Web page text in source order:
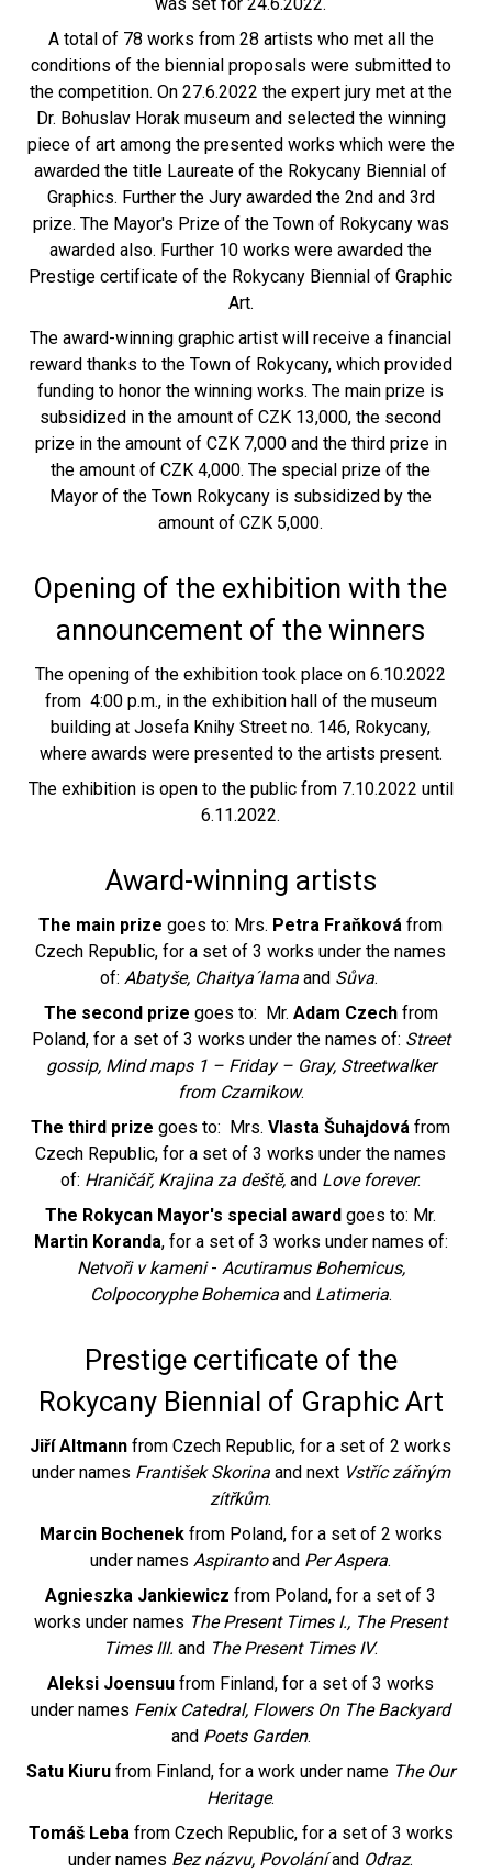
A total of 78 works from 28 artists who met all the
conditions of the biennial proposals were submitted to
the competition. On 27.6.2022 the expert jury met at the
Dr. Bohuslav Horak museum and selected the winning
piece of art among the presented works which were the
awarded the title Laureate of the Rokycany Biennial of
Graphics. Further the Jury awarded the 2nd and 3rd
prize. The Mayor's Prize of the Town of Rokycany was
awarded also. Further 10 works were awarded the
Prestige certificate of the Rokycany Biennial of Graphic
Art.
The award-winning graphic artist will receive a financial
reward thanks to the Town of Rokycany, which provided
funding to honor the winning works. The main prize is
subsidized in the amount of CZK 13,000, the second
prize in the amount of CZK 7,000 and the third prize in
the amount of CZK 4,000. The special prize of the
Mayor of the Town Rokycany is subsidized by the
amount of CZK 5,000.
Opening of the exhibition with the
announcement of the winners
The opening of the exhibition took place on 6.10.2022
from 4:00 p.m., in the exhibition hall of the museum
building at Josefa Knihy Street no. 146, Rokycany,
where awards were presented to the artists present.
The exhibition is open to the public from 7.10.2022 until
6.11.2022.
Award-winning artists
The main prize goes to: Mrs. Petra Fraňková from
Czech Republic, for a set of 3 works under the names
of: Abatyše, Chaitya´lamaand Sůva.
The second prize goes to: Mr. Adam Czech from
Poland, for a set of 3 works under the names of: Street
gossip, Mind maps 1 – Friday – Gray, Streetwalker
from Czarnikow.
The third prize goes to: Mrs. Vlasta Šuhajdová from
Czech Republic, for a set of 3 works under the names
of: Hraničář, Krajina za deště, and Love forever.
The Rokycan Mayor's special award goes to: Mr.
Martin Koranda, for a set of 3 works under names of:
Netvoři v kameni- Acutiramus Bohemicus,
Colpocoryphe Bohemica and Latimeria.
Prestige certificate of the
Rokycany Biennial of Graphic Art
Jiří Altmann from Czech Republic, for a set of 2 works
under names František Skorinaand next Vstříc zářným
zítřkům.
Marcin Bochenekfrom Poland, for a set of 2 works
under names Aspirantoand Per Aspera.
Agnieszka Jankiewicz from Poland, for a set of 3
works under names The Present Times I., The Present
Times III. and The Present Times IV.
Aleksi Joensuu from Finland, for a set of 3 works
under names Fenix Catedral, Flowers On The Backyard
and Poets Garden.
Satu Kiuru from Finland, for a work under name The Our
Heritage.
Tomáš Lebafrom Czech Republic, for a set of 3 works
under names Bez názvu, Povoláníand Odraz.